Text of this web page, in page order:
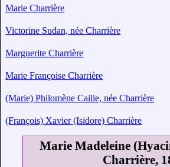
Marie Charrière
Victorine Sudan, née Charrière
Marguerite Charrière
Marie Françoise Charrière
(Marie) Philomène Caille, née Charrière
(François) Xavier (Isidore) Charrière
Marie Madeleine
Charrière,